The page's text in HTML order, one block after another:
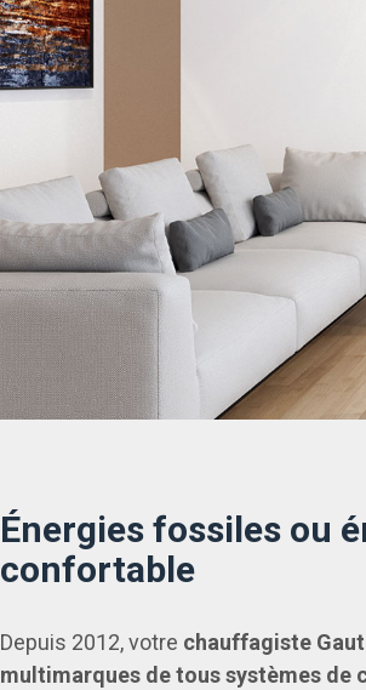
Énergies fossiles ou
confortable
Depuis 2012, votre chauffagiste
multimarques de tous systèmes de